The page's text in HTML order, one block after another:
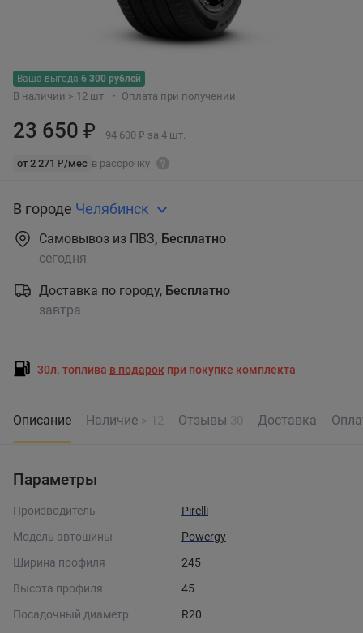
Ваша выгода 6 300 рублей
В наличии > 12 шт. Оплата при получении
23 650 ₽ 94 600 ₽ за 4 шт.
от 2 271 ₽/мес в рассрочку
В городе Челябинск
Самовывоз из ПВЗ, Бесплатно
сегодня
Доставка по городу, Бесплатно
завтра
30л. топлива в подарок при покупке комплекта
Описание Наличие > 12 Отзывы 30 Доставка
Параметры
Производитель
Pirelli
Модель автошины
Powergy
Ширина профиля
245
Высота профиля
45
Посадочный диаметр
R20